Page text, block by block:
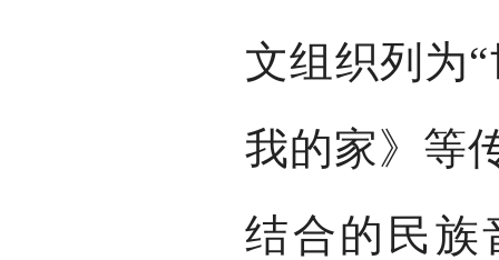
文组织列为
我的家》等
结合的民